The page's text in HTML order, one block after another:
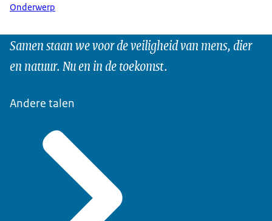
Onderwerp
Samen staan we voor de veiligheid van mens, dier
en natuur. Nu en in de toekomst.
Andere talen